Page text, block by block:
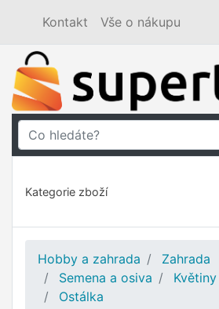
Kontakt Vše o nákupu
Kategorie zboží
Hobby a zahrada
Zahrada
Semena a osiva
Ostálka